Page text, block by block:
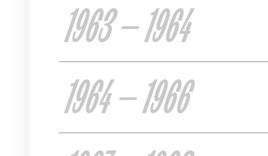
1963 — 1964
1964 — 1966